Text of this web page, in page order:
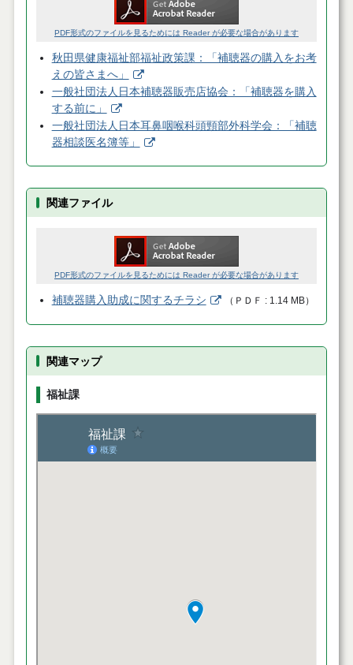
PDF形式のファイルを見るためには Reader が必要な場合があります
秋田県健康福祉部福祉政策課：「補聴器の購入をお考
えの皆さまへ」
一般社団法人日本補聴器販売店協会：「補聴器を購入
する前に」
一般社団法人日本耳鼻咽喉科頭頸部外科学会：「補聴
器相談医名簿等」
関連ファイル
PDF形式のファイルを見るためには Reader が必要な場合があります
補聴器購入助成に関するチラシ （ ＰＤＦ 1.14 MB）
関連マップ
福祉課